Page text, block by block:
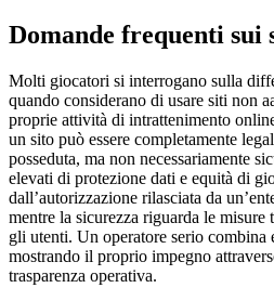
Domande frequenti sui
Molti giocatori si interrogano sulla
quando considerano di usare siti non
proprie attività di intrattenimento
un sito può essere completamente
posseduta, ma non necessariamente
elevati di protezione dati e equità di
dall’autorizzazione rilasciata da
mentre la sicurezza riguarda le misure
gli utenti. Un operatore serio combina
mostrando il proprio impegno
trasparenza operativa.